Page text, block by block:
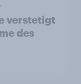
verstetigt
des